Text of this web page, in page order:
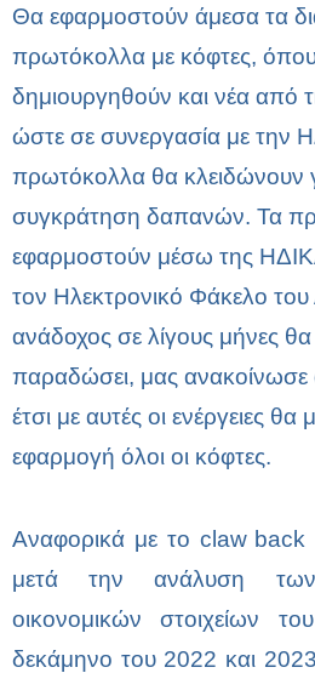
Θα εφαρμοστούν άμεσα τα
πρωτόκολλα με κόφτες,
δημιουργηθούν και νέα από
ώστε σε συνεργασία με την
πρωτόκολλα θα κλειδώνουν
συγκράτηση δαπανών. Τα
εφαρμοστούν μέσω της
τον Ηλεκτρονικό Φάκελο
ανάδοχος σε λίγους μήνες θα
παραδώσει, μας ανακοίνωσε
έτσι με αυτές οι ενέργειες
εφαρμογή όλοι οι κόφτες.
Αναφορικά με το claw back
μετά την ανάλυση των
οικονομικών στοιχείων
δεκάμηνο του 2022 και